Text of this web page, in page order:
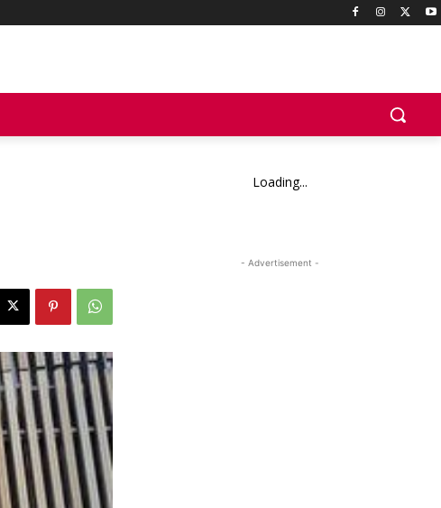
Loading...
- Advertisement -